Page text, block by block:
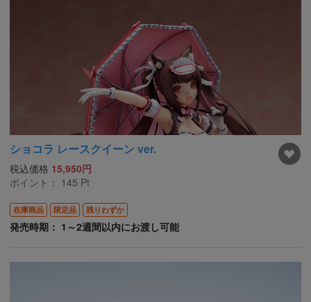
ショコラ レースクイーン ver.
税込価格 15,950円
ポイント： 145 Pt
在庫商品 限定品 残りわずか
発売時期： 1～2週間以内にお渡し可能